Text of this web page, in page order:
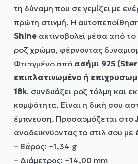
τη δύναμη που σε γεμίζει με
πρώτη στιγμή. Η
Shine ακτινοβολεί μέσα από το
ροζ χρώμα, φέρνοντας
Φτιαγμένο από ασήμι 925
επιπλατινωμένο ή
18k, συνδυάζει ροζ τόλμη και
κομψότητα. Είναι η δική σου
έμπνευση. Προσαρμόζεται στο
αναδεικνύοντας το στιλ σου με
– Βάρος: ~1,34 g
– Διάμετρος: ~14,00 mm